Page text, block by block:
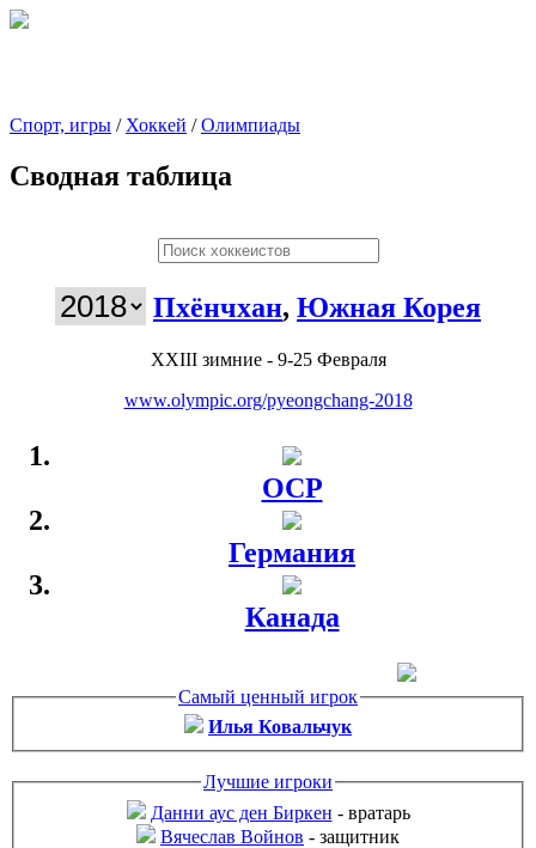
Спорт, игры / Хоккей /Олимпиады
Сводная таблица
Пхёнчхан, Южная Корея
XXIII зимние - 9-25 Февраля
www.olympic.org/pyeongchang-2018
ОСР
Германия
Канада
Самый ценный игрок
Илья Ковальчук
Лучшие игроки
Данни аус ден Биркен - вратарь
Вячеслав Войнов - защитник